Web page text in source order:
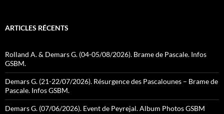
ARTICLES RÉCENTS
Rolland A. & Demars G. (04-05/08/2026). Brame de Pascale. Infos
GSBM.
Demars G. (21-22/07/2026). Résurgence des Pascalounes – Brame de
Pascale. Infos GSBM.
Demars G. (07/06/2026). Event de Peyrejal. Album Photos GSBM